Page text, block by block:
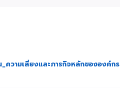
_ความเสี่ยงและภารกิจหลักขององค์กร